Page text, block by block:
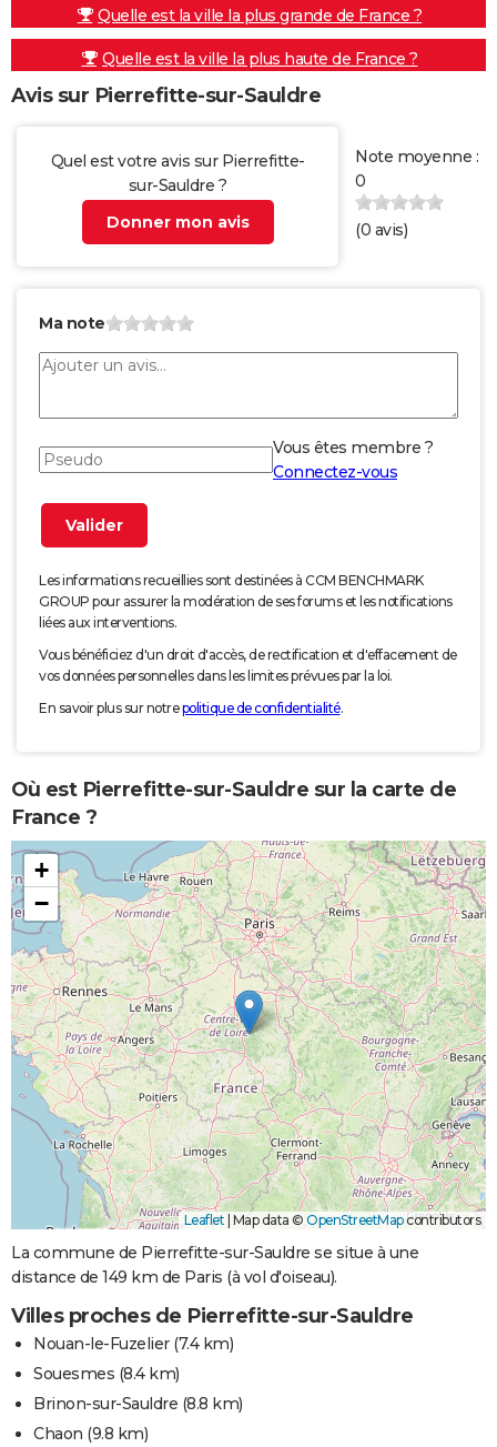
Quelle est la ville la plus grande de France ?
Quelle est la ville la plus haute de France ?
Avis sur Pierrefitte-sur-Sauldre
Quel est votre avis sur Pierrefitte-
sur-Sauldre ?
Donner mon avis
Note moyenne :
0
(0 avis)
Ma note
Vous êtes membre ?
Connectez-vous
Les informations recueillies sont destinées à CCM BENCHMARK
GROUP pour assurer la modération de ses forums et les notifications
liées aux interventions.
Vous bénéficiez d'un droit d'accès, de rectification et d'effacement de
vos données personnelles dans les limites prévues par la loi.
En savoir plus sur notrepolitique de confidentialité.
Où est Pierrefitte-sur-Sauldre sur la carte de
France ?
+
−
Leaflet Map data © OpenStreetMapcontributors
La commune de Pierrefitte-sur-Sauldre se situe à une
distance de 149 km de Paris (à vol d'oiseau).
Villes proches de Pierrefitte-sur-Sauldre
Nouan-le-Fuzelier(7.4 km)
Souesmes (8.4 km)
Brinon-sur-Sauldre (8.8 km)
Chaon (9.8 km)